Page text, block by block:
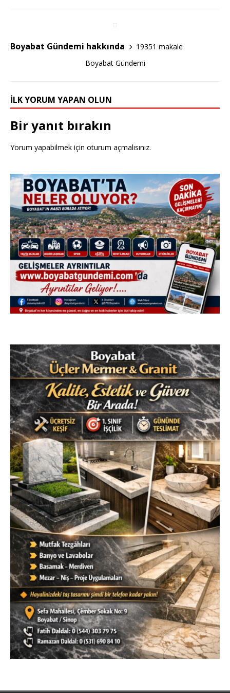
o
k
Boyabat Gündemi hakkında
19351 makale
Boyabat Gündemi
İLK YORUM YAPAN OLUN
Bir yanıt bırakın
Yorum yapabilmek için oturum açmalısınız.